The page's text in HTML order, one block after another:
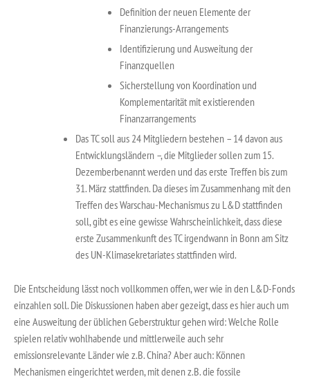
Definition der neuen Elemente der
Finanzierungs-Arrangements
Identifizierung und Ausweitung der
Finanzquellen
Sicherstellung von Koordination und
Komplementarität mit existierenden
Finanzarrangements
Das TC soll aus 24 Mitgliedern bestehen – 14 davon aus
Entwicklungsländern –, die Mitglieder sollen zum 15.
Dezemberbenannt werden und das erste Treffen bis zum
31. März stattfinden. Da dieses im Zusammenhang mit den
Treffen des Warschau-Mechanismus zu L&D stattfinden
soll, gibt es eine gewisse Wahrscheinlichkeit, dass diese
erste Zusammenkunft des TC irgendwann in Bonn am Sitz
des UN-Klimasekretariates stattfinden wird.
Die Entscheidung lässt noch vollkommen offen, wer wie in den L&D-Fonds
einzahlen soll. Die Diskussionen haben aber gezeigt, dass es hier auch um
eine Ausweitung der üblichen Geberstruktur gehen wird: Welche Rolle
spielen relativ wohlhabende und mittlerweile auch sehr
emissionsrelevante Länder wie z.B. China? Aber auch: Können
Mechanismen eingerichtet werden, mit denen z.B. die fossile